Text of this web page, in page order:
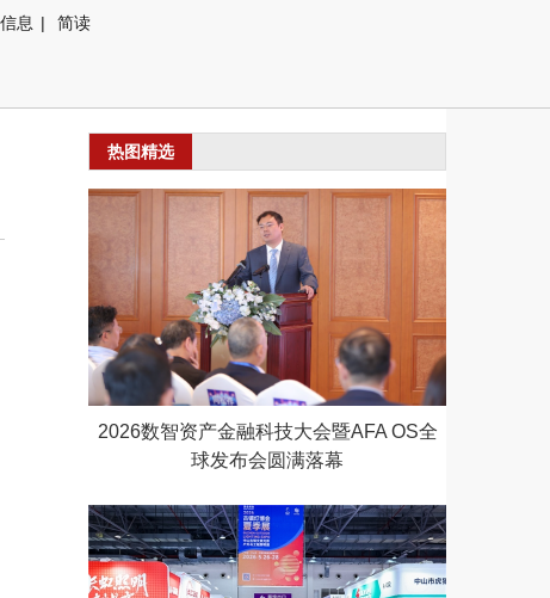
信息 | 简读
热图精选
2026数智资产金融科技大会暨AFA OS全
球发布会圆满落幕